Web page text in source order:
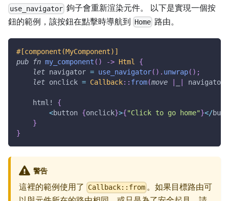
use_navigator 鉤子會重新渲染元件。 以下是實現一個按
鈕的範例，該按鈕在點擊時導航到 Home 路由。
#[component(MyComponent)]
pub
fn my_component ( ) -> Html
{
let navigator = use_navigator( ) . unwrap( ) ;
let onclick = Callback:: from(move navigator
html!
{
<button {onclick}>{"Click to go home"}</
}
}
警告
這裡的範例使用了 Callback::from 。如果目標路由可